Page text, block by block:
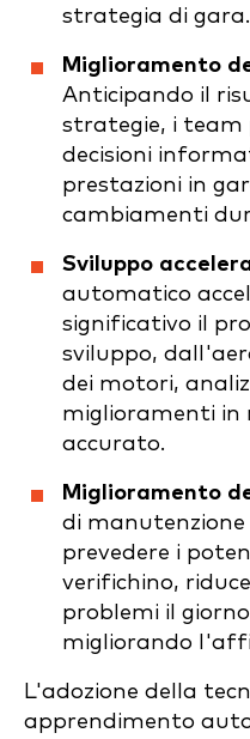
strategia di gara.
Miglioramento
Anticipando il
strategie, i team
decisioni
prestazioni in
cambiamenti
Sviluppo
automatico
significativo il
sviluppo,
dei motori,
miglioramenti in
accurato.
Miglioramento
di
prevedere i
verifichino,
problemi il
migliorando
L'adozione della
apprendimento